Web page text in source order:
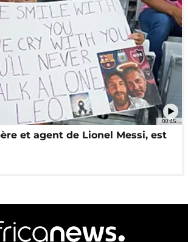
00:45
et agent de Lionel Messi, est